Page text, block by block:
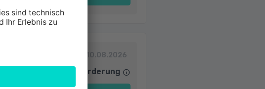
10.08.2026
Kostenlos mit Förderung